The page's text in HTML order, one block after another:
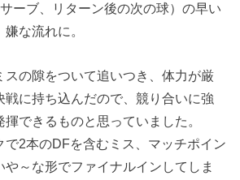
ーブ、リターン後の次の球）の早い
な流れに。
スの隙をついて追いつき、体力が厳
戦に持ち込んだので、競り合いに強
できるものと思っていました。
で2本のDFを含むミス、マッチポイン
や～な形でファイナルインしてしま